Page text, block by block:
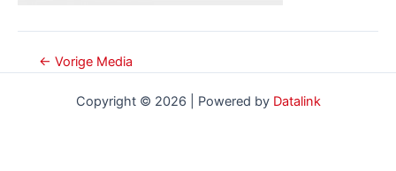
Bericht
← Vorige Media
Copyright © 2026 | Powered by Datalink